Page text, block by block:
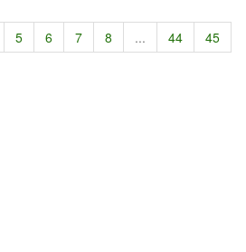
5 6 7 8 ... 44
45